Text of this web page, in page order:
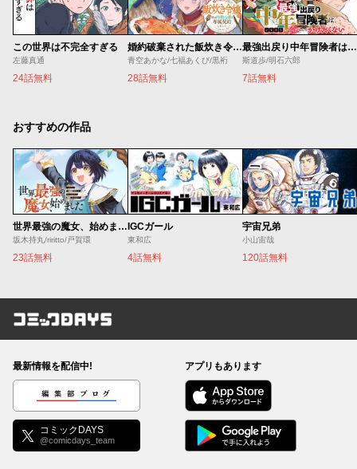
この世界は不完全すぎる
左藤真通
24話無料
婚約破棄された飯炊き令嬢の私は冷酷公爵と専属契約しました～ですが胃袋を掴んだ結果、冷たかった公爵様がどんどん優しくなっています～
青空あかな/七福あくび/黒裄
28話無料
最強出戻り中年冒険者は、今さら命なんてかけたくない
斯道歩/明石六郎
7話無料
おすすめの作品
世界最強の魔女、始めました ～私だけ『攻略サイト』を見れる世界で自由に生きます～
坂木持丸/riritto/戸賀環
23話無料
IGCガール
東和広
4話無料
宇宙兄弟
小山宙哉
120話無料
コミックDAYS
最新情報を配信中!
編集部ブログ
コミックDAYS
@comicdays_team
アプリもあります